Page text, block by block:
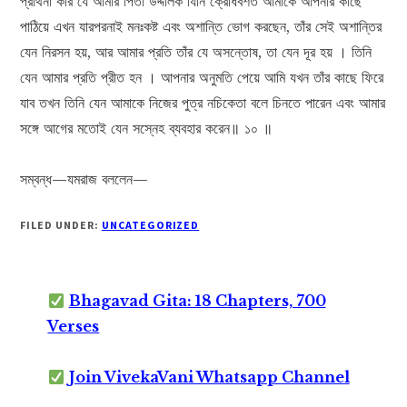
পাঠিয়ে এখন যারপরনাই মনঃকষ্ট এবং অশান্তি ভোগ করছেন, তাঁর সেই অশান্তির
যেন নিরসন হয়, আর আমার প্রতি তাঁর যে অসন্তোষ, তা যেন দূর হয় । তিনি
যেন আমার প্রতি প্রীত হন । আপনার অনুমতি পেয়ে আমি যখন তাঁর কাছে ফিরে
যাব তখন তিনি যেন আমাকে নিজের পুত্র নচিকেতা বলে চিনতে পারেন এবং আমার
সঙ্গে আগের মতোই যেন সস্নেহ ব্যবহার করেন॥ ১০ ॥
সম্বন্ধ—যমরাজ বললেন—
FILED UNDER: UNCATEGORIZED
Bhagavad Gita: 18 Chapters, 700
Verses
Join VivekaVani Whatsapp Channel